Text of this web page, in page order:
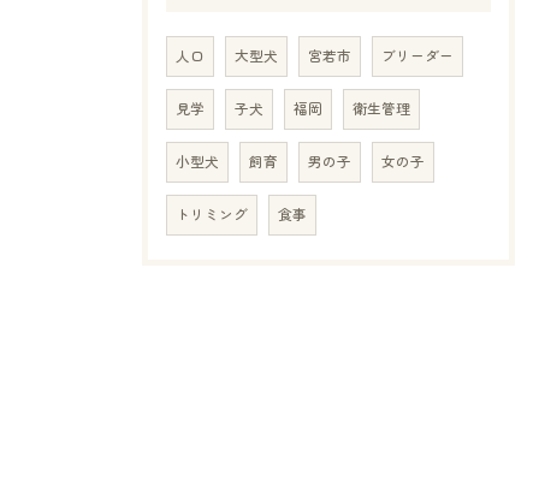
人口 大型犬 宮若市 ブリーダー
見学 子犬 福岡 衛生管理
小型犬 飼育 男の子 女の子
トリミング 食事